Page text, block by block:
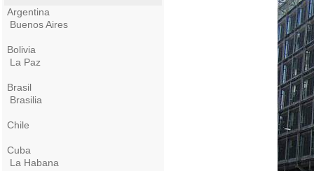
Argentina
Buenos Aires
Bolivia
La Paz
Brasil
Brasilia
Chile
Cuba
La Habana